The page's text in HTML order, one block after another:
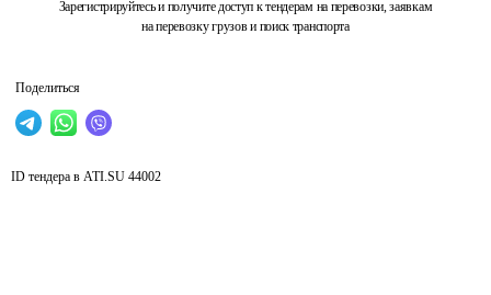
Зарегистрируйтесь и получите доступ к тендерам на перевозки, заявкам
на перевозку грузов и поиск транспорта
Поделиться
ID тендера в ATI.SU 44002